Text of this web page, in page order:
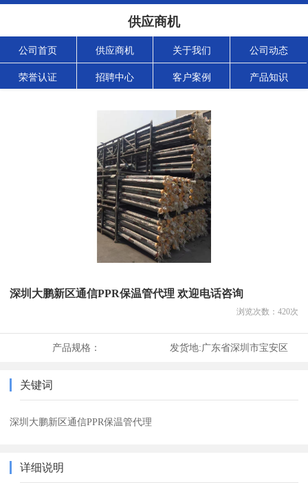
供应商机
公司首页 供应商机 关于我们 公司动态
荣誉认证 招聘中心 客户案例 产品知识
深圳大鹏新区通信PPR保温管代理 欢迎电话咨询
浏览次数： 420次
产品规格： 发货地:广东省深圳市宝安区
关键词
深圳大鹏新区通信PPR保温管代理
详细说明